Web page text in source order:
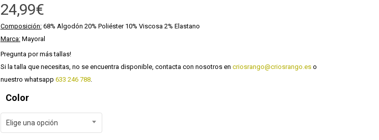
24,99€
Composición:68% Algodón 20% Poliéster 10% Viscosa 2% Elastano
Marca:Mayoral
Pregunta por más tallas!
Si la talla que necesitas, no se encuentra disponible, contacta con nosotros en criosrango@criosrango.eso
nuestro whatsapp 633 246 788.
Color
Elige una opción